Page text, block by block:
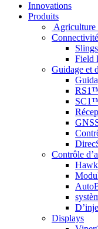
Innovations
Produits
Agriculture
Field
Guidage et
Contrôle
Displays